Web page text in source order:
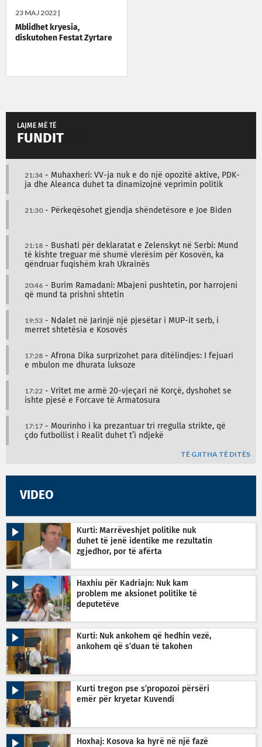
23 MAJ 2022 |
Mblidhet kryesia,
diskutohen Festat Zyrtare
LAJME MË TË
FUNDIT
21:34 - Muhaxheri: VV-ja nuk e do një opozitë aktive, PDK-
ja dhe Aleanca duhet ta dinamizojnë veprimin politik
21:30- Përkeqësohet gjendja shëndetësore e Joe Biden
21:18 - Bushati për deklaratat e Zelenskyt në Serbi: Mund
të kishte treguar më shumë vlerësim për Kosovën, ka
qëndruar fuqishëm krah Ukrainës
20:46 - Burim Ramadani: Mbajeni pushtetin, por harrojeni
që mund ta prishni shtetin
19:53 - Ndalet në Jarinjë një pjesëtar i MUP-it serb, i
merret shtetësia e Kosovës
17:28 - Afrona Dika surprizohet para ditëlindjes: I fejuari
e mbulon me dhurata luksoze
17:22 - Vritet me armë 20-vjeçari në Korçë, dyshohet se
ishte pjesë e Forcave të Armatosura
17:17 - Mourinho i ka prezantuar tri rregulla strikte, që
çdo futbollist i Realit duhet t’i ndjekë
TË GJITHA TË DITËS
VIDEO
Kurti: Marrëveshjet politike nuk
duhet të jenë identike me rezultatin
zgjedhor, por të afërta
Haxhiu për Kadriajn: Nuk kam
problem me aksionet politike të
deputetëve
Kurti: Nuk ankohem që hedhin vezë,
ankohem që s’duan të takohen
Kurti tregon pse s’propozoi përsëri
emër për kryetar Kuvendi
Hoxhaj: Kosova ka hyrë në një fazë